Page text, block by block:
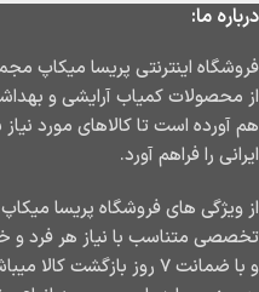
درباره ما:
فروشگاه اینترنتی پریسا میکاپ
از محصولات کمیاب آرایشی و
هم آورده است تا کالاهای مورد نیاز
ایرانی را فراهم آورد.
از ویژگی های فروشگاه پریسا
تخصصی متناسب با نیاز هر فرد و
و با ضمانت ۷ روز بازگشت کالا میباشد.